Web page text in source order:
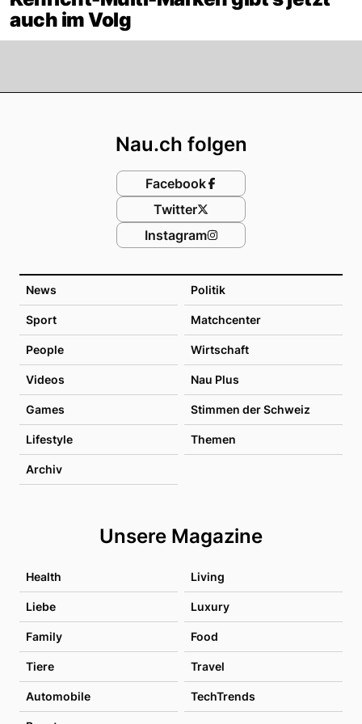
auch im Volg
News Politik
Sport Matchcenter
People Wirtschaft
Videos Nau Plus
Games Stimmen der Schweiz
Lifestyle Themen
Archiv
Unsere Magazine
Health Living
Liebe Luxury
Family Food
Tiere Travel
Automobile TechTrends
Nau.ch folgen
Facebook
Twitter
Instagram